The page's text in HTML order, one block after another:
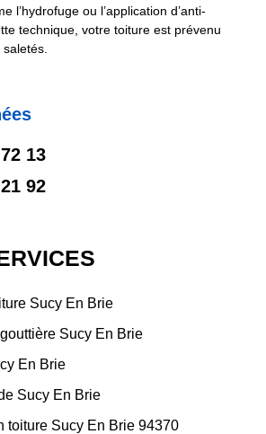
l’hydrofuge ou l’application d’anti-
technique, votre toiture est prévenu
13
92
Sucy En Brie
Sucy En Brie
En Brie
Sucy En Brie
toiture Sucy En Brie 94370